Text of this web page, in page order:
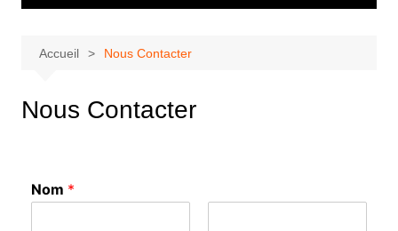
Accueil Nous Contacter
Nous Contacter
Nom *